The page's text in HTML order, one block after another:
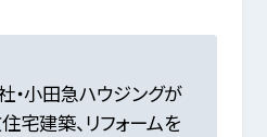
・小田急ハウジングが
宅建築、リフォームを